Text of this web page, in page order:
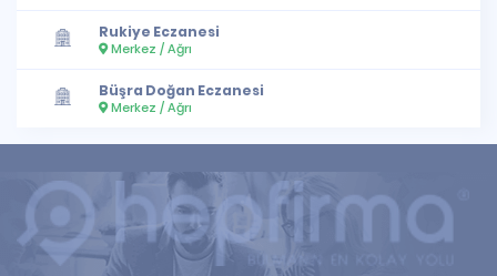
Rukiye Eczanesi
Merkez / Ağrı
Büşra Doğan Eczanesi
Merkez / Ağrı